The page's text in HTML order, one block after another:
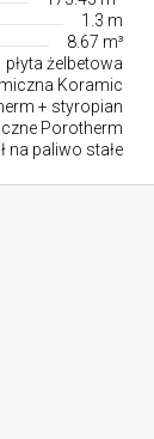
1.3 m
8.67 m³
płyta żelbetowa
Koramic
+ styropian
Porotherm
na paliwo stałe